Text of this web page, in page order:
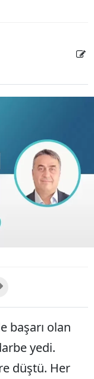
başarı olan
yedi.
düştü. Her